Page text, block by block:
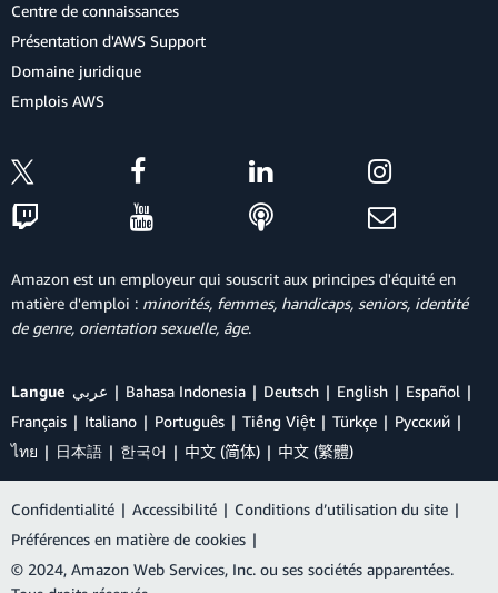
Centre de connaissances
Présentation d'AWS Support
Domaine juridique
Emplois AWS
Amazon est un employeur qui souscrit aux principes d'équité en
matière d'emploi : minorités, femmes, handicaps, seniors, identité
de genre, orientation sexuelle, âge.
Langue عربي Bahasa Indonesia Deutsch English
Español
Français
Italiano Português Tiếng Việt Türkçe
Ρусский
ไทย
日本語 한국어 中文 (简体) 中文 (繁體)
Confidentialité | Accessibilité | Conditions d’utilisation du site |
Préférences en matière de cookies |
© 2024, Amazon Web Services, Inc. ou ses sociétés apparentées.